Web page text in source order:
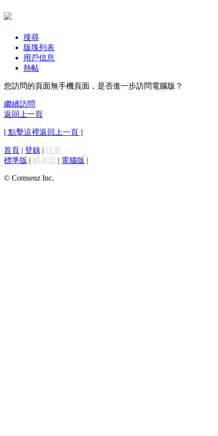
搜尋
版塊列表
用戶信息
熱帖
您訪問的頁面無手機頁面，是否進一步訪問電腦版？
繼續訪問
返回上一頁
[ 點擊這裡返回上一頁 ]
首頁 | 登錄 | 註冊
標準版 | 觸屏版 | 電腦版 |
© Comsenz Inc.